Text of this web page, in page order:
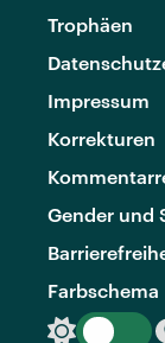
Trophäen
Impressum
Korrekturen
Gender und
Farbschema